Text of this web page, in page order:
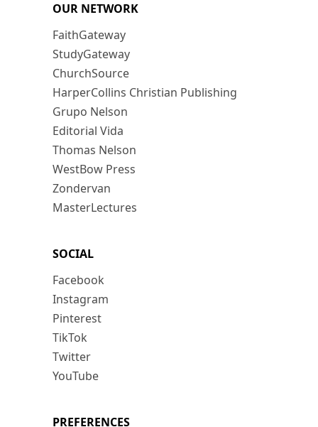
OUR NETWORK
FaithGateway
StudyGateway
ChurchSource
HarperCollins Christian Publishing
Grupo Nelson
Editorial Vida
Thomas Nelson
WestBow Press
Zondervan
MasterLectures
SOCIAL
Facebook
Instagram
Pinterest
TikTok
Twitter
YouTube
PREFERENCES